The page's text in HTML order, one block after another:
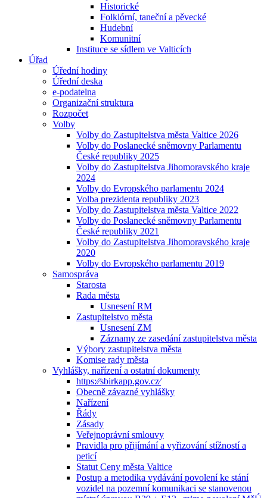
Historické
Folklórní, taneční a pěvecké
Hudební
Komunitní
Instituce se sídlem ve Valticích
Úřad
Úřední hodiny
Úřední deska
e-podatelna
Organizační struktura
Rozpočet
Volby
Volby do Zastupitelstva města Valtice 2026
Volby do Poslanecké sněmovny Parlamentu
České republiky 2025
Volby do Zastupitelstva Jihomoravského kraje
2024
Volby do Evropského parlamentu 2024
Volba prezidenta republiky 2023
Volby do Zastupitelstva města Valtice 2022
Volby do Poslanecké sněmovny Parlamentu
České republiky 2021
Volby do Zastupitelstva Jihomoravského kraje
2020
Volby do Evropského parlamentu 2019
Samospráva
Starosta
Rada města
Usnesení RM
Zastupitelstvo města
Usnesení ZM
Záznamy ze zasedání zastupitelstva města
Výbory zastupitelstva města
Komise rady města
Vyhlášky, nařízení a ostatní dokumenty
https:⁄⁄sbirkapp.gov.cz⁄
Obecně závazné vyhlášky
Nařízení
Řády
Zásady
Veřejnoprávní smlouvy
Pravidla pro přijímání a vyřizování stížností a
peticí
Statut Ceny města Valtice
Postup a metodika vydávání povolení ke stání
vozidel na pozemní komunikaci se stanovenou